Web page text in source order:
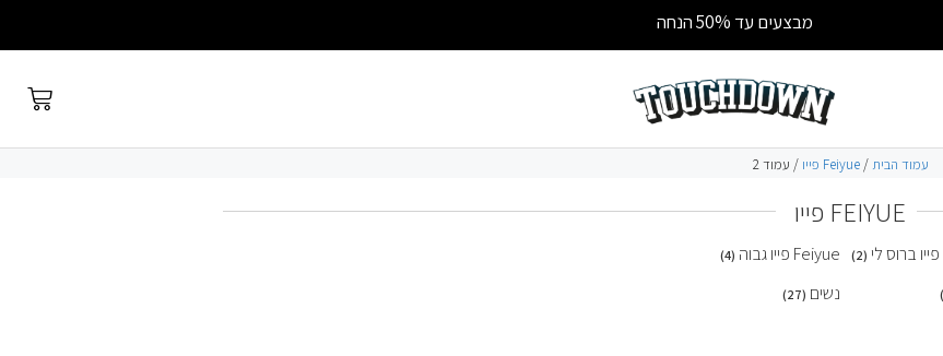
מבצעים עד 50% הנחה
עמוד הבית/Feiyue פייו / עמוד 2
FEIYUE פייו
(2) Feiyue פייו גבוה (4)
נשים (27)